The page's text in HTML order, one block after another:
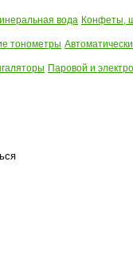
вода Конфеты,
тонометры
Паровой и